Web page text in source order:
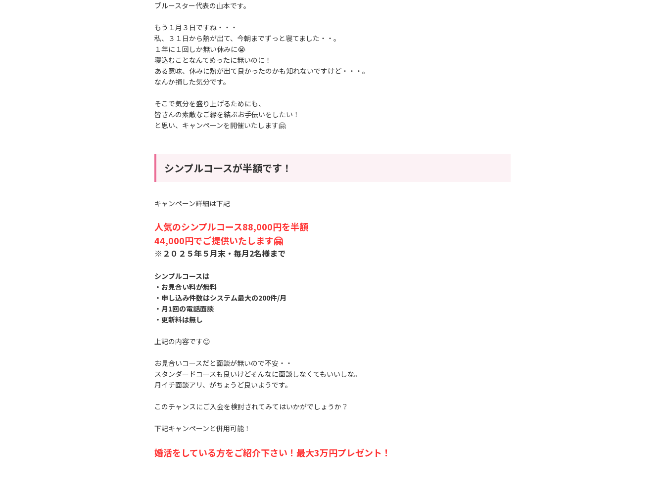
ブルースター代表の山本です。
もう１月３日ですね・・・
私、３１日から熱が出て、今朝までずっと寝てました・・。
１年に１回しか無い休みに😭
寝込むことなんてめったに無いのに！
ある意味、休みに熱が出て良かったのかも知れないですけど・・・。
なんか損した気分です。
そこで気分を盛り上げるためにも、
皆さんの素敵なご縁を結ぶお手伝いをしたい！
と思い、キャンペーンを開催いたします🤗
シンプルコースが半額です！
キャンペーン詳細は下記
人気のシンプルコース88,000円を半額
44,000円でご提供いたします🤗
※２０２５年５月末・毎月2名様まで
シンプルコースは
・お見合い料が無料
・申し込み件数はシステム最大の200件/月
・月1回の電話面談
・更新料は無し
上記の内容です😊
お見合いコースだと面談が無いので不安・・
スタンダードコースも良いけどそんなに面談しなくてもいいしな。
月イチ面談アリ、がちょうど良いようです。
このチャンスにご入会を検討されてみてはいかがでしょうか？
下記キャンペーンと併用可能！
婚活をしている方をご紹介下さい！最大3万円プレゼント！